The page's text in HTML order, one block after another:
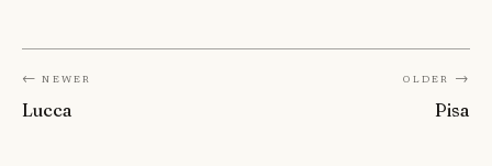
← Newer
Lucca
Older →
Pisa